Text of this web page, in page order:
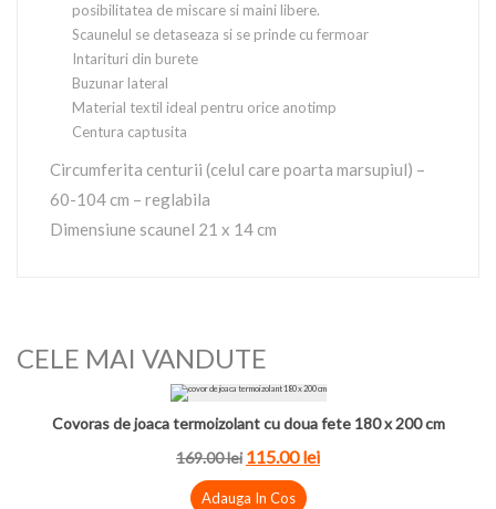
posibilitatea de miscare si maini libere.
Scaunelul se detaseaza si se prinde cu fermoar
Intarituri din burete
Buzunar lateral
Material textil ideal pentru orice anotimp
Centura captusita
Circumferita centurii (celul care poarta marsupiul) –
60-104 cm – reglabila
Dimensiune scaunel 21 x 14 cm
CELE MAI VANDUTE
Covoras de joaca termoizolant cu doua fete 180 x 200 cm
169.00lei 115.00lei
Adauga In Cos